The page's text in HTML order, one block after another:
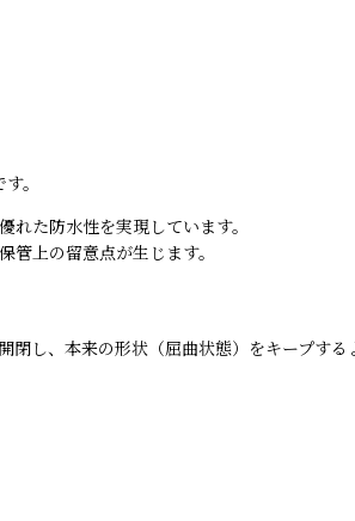
。
た防水性を実現しています。
上の留意点が生じます。
し、本来の形状（屈曲状態）をキープする